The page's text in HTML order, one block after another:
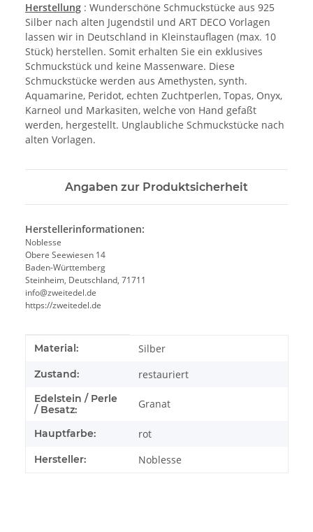
Herstellung : Wunderschöne Schmuckstücke aus 925
Silber nach alten Jugendstil und ART DECO Vorlagen
lassen wir in Deutschland in Kleinstauflagen (max. 10
Stück) herstellen. Somit erhalten Sie ein exklusives
Schmuckstück und keine Massenware. Diese
Schmuckstücke werden aus Amethysten, synth.
Aquamarine, Peridot, echten Zuchtperlen, Topas, Onyx,
Karneol und Markasiten, welche von Hand gefaßt
werden, hergestellt. Unglaubliche Schmuckstücke nach
alten Vorlagen.
Angaben zur Produktsicherheit
Herstellerinformationen:
Noblesse
Obere Seewiesen 14
Baden-Württemberg
Steinheim, Deutschland, 71711
info@zweitedel.de
https://zweitedel.de
Produkteigenschaft
Wert
Material: Silber
Zustand: restauriert
Edelstein / Perle
/ Besatz:
Granat
Hauptfarbe: rot
Hersteller: Noblesse